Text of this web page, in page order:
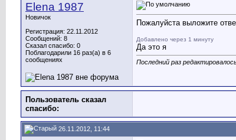
Elena 1987
Новичок
Регистрация: 22.11.2012
Сообщений: 8
Сказал спасибо: 0
Поблагодарили 16 раз(а) в 6
сообщениях
Пожалуйста выложите
Добавлено через 1 минуту
Да это я
Последний раз
Пользователь сказал
cпасибо:
26.11.2012, 11:44